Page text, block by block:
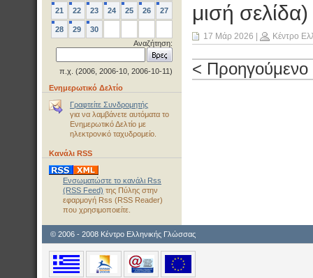
21 22 23 24 25 26 27
28 29
30
Αναζήτηση:
π.χ. (2006, 2006-10, 2006-10-11)
Ενημερωτικό Δελτίο
Γραφτείτε Συνδρομητής
για να λαμβάνετε αυτόματα το
Ενημερωτικό Δελτίο με
ηλεκτρονικό ταχυδρομείο.
Κανάλι RSS
Ενσωματώστε το κανάλι Rss
(RSS Feed) της Πύλης στην
εφαρμογή Rss (RSS Reader)
που χρησιμοποιείτε.
μισή
17 Μάρ 2026 Κέντρο
< Προηγούμενο
© 2006 - 2008 Κέντρο Ελληνικής Γλώσσας